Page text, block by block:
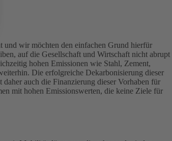
und wir möchten den einfachen Grund hierfür
auf die Gesellschaft und Wirtschaft nicht abrupt
hohen Emissionen wie Stahl, Zement,
Die erfolgreiche Dekarbonisierung dieser
auch die Finanzierung dieser Vorhaben für
mit hohen Emissionswerten, die keine Ziele für